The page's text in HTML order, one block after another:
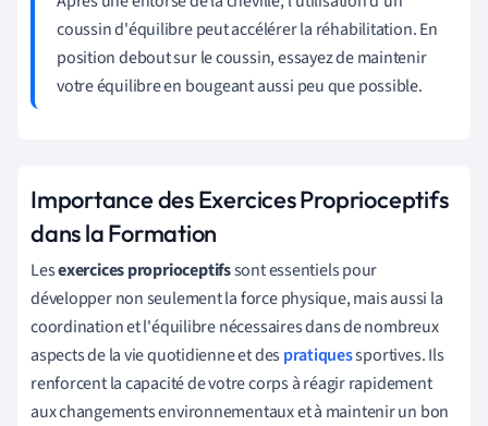
coussin d'équilibre peut accélérer la réhabilitation. En
position debout sur le coussin, essayez de maintenir
votre équilibre en bougeant aussi peu que possible.
Importance des Exercices Proprioceptifs
dans la Formation
Lesexercices proprioceptifssont essentiels pour
développer non seulement la force physique, mais aussi la
coordination et l'équilibre nécessaires dans de nombreux
aspects de la vie quotidienne et despratiquessportives. Ils
renforcent la capacité de votre corps à réagir rapidement
aux changements environnementaux et à maintenir un bon